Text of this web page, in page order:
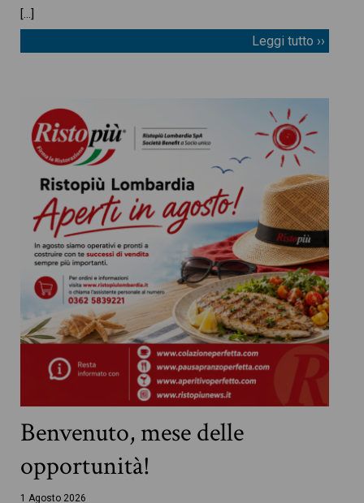
[…]
Leggi tutto ››
Benvenuto, mese delle
opportunità!
1 Agosto 2026